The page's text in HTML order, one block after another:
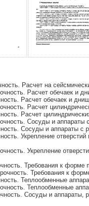
Расчет на
Расчет обечаек и
Расчет обечаек и
Расчет
Расчет
Сосуды и аппараты
Сосуды и аппараты с
Укрепление
Укрепление
Требования к
Требования к
Теплообменные
Теплообменные
Сосуды и аппараты,